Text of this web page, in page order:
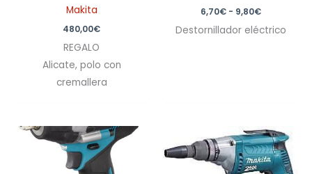
Makita
480,00€
REGALO
Alicate, polo con
cremallera
6,70€ - 9,80€
Destornillador eléctrico